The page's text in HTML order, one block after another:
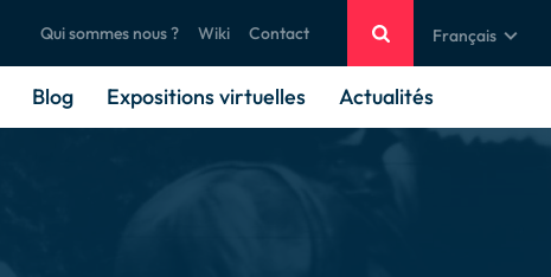
Qui sommes nous ? Wiki Contact Français
Blog Expositions virtuelles Actualités